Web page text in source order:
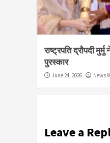
राष्ट्रपति द्रौपदी
पुरस्कार
June 24, 2026 News
Leave a